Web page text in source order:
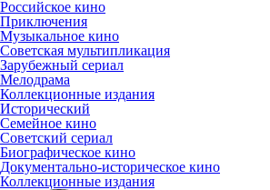
Российское кино
Приключения
Музыкальное кино
Советская мультипликация
Зарубежный сериал
Мелодрама
Коллекционные издания
Исторический
Семейное кино
Советский сериал
Биографическое кино
Документально-историческое кино
Коллекционные издания